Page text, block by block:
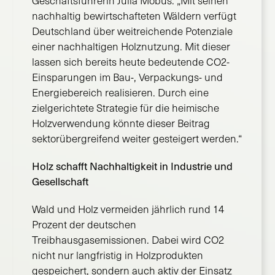
nachhaltig bewirtschafteten Wäldern verfügt
Deutschland über weitreichende Potenziale
einer nachhaltigen Holznutzung. Mit dieser
lassen sich bereits heute bedeutende CO2-
Einsparungen im Bau-, Verpackungs- und
Energiebereich realisieren. Durch eine
zielgerichtete Strategie für die heimische
Holzverwendung könnte dieser Beitrag
sektorübergreifend weiter gesteigert werden.“
Holz schafft Nachhaltigkeit in Industrie und
Gesellschaft
Wald und Holz vermeiden jährlich rund 14
Prozent der deutschen
Treibhausgasemissionen. Dabei wird CO2
nicht nur langfristig in Holzprodukten
gespeichert, sondern auch aktiv der Einsatz